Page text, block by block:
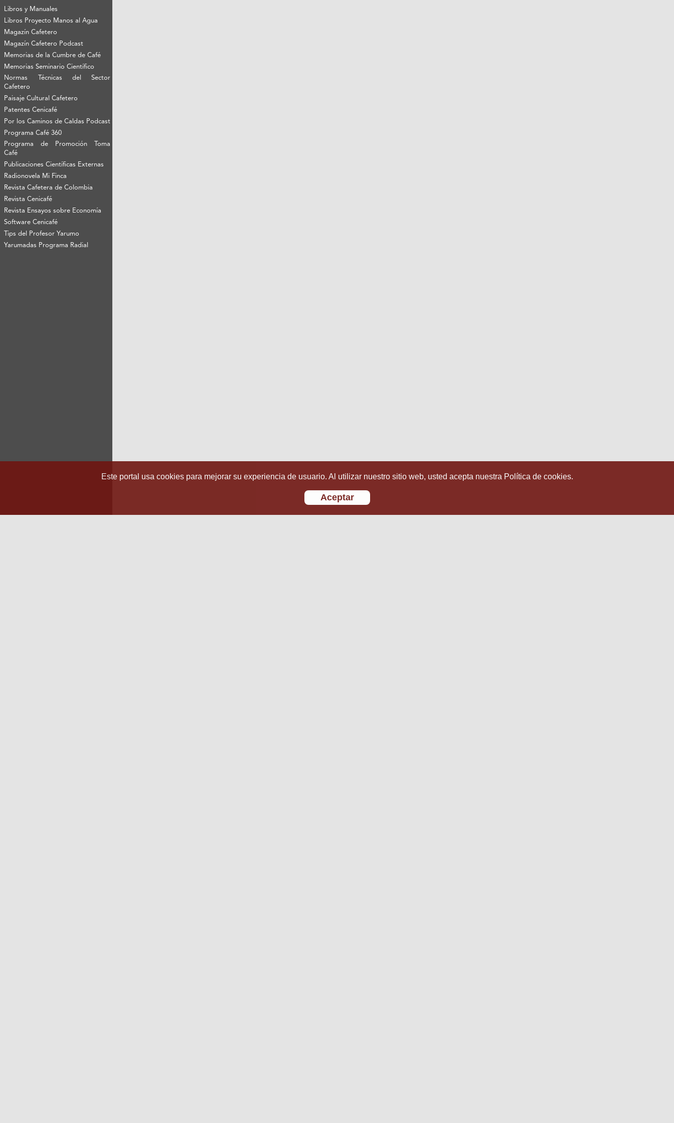
Libros y Manuales
Libros Proyecto Manos al Agua
Magazín Cafetero
Magazín Cafetero Podcast
Memorias de la Cumbre de Café
Memorias Seminario Científico
Normas Técnicas del Sector
Cafetero
Paisaje Cultural Cafetero
Patentes Cenicafé
Por los Caminos de Caldas Podcast
Programa Café 360
Programa de Promoción Toma
Café
Publicaciones Científicas Externas
Radionovela Mi Finca
Revista Cafetera de Colombia
Revista Cenicafé
Revista Ensayos sobre Economía
Software Cenicafé
Tips del Profesor Yarumo
Yarumadas Programa Radial
Este portal usa cookies para mejorar su experiencia de usuario. Al utilizar nuestro sitio web, usted acepta nuestra Política de cookies.
Aceptar